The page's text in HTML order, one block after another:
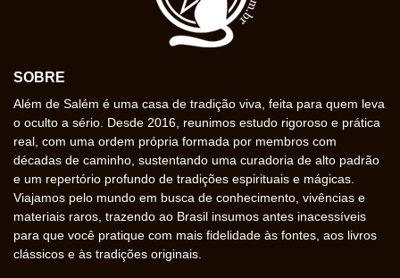
SOBRE
Além de Salém é uma casa de tradição viva, feita para quem leva
o oculto a sério. Desde 2016, reunimos estudo rigoroso e prática
real, com uma ordem própria formada por membros com
décadas de caminho, sustentando uma curadoria de alto padrão
e um repertório profundo de tradições espirituais e mágicas.
Viajamos pelo mundo em busca de conhecimento, vivências e
materiais raros, trazendo ao Brasil insumos antes inacessíveis
para que você pratique com mais fidelidade às fontes, aos livros
clássicos e às tradições originais.